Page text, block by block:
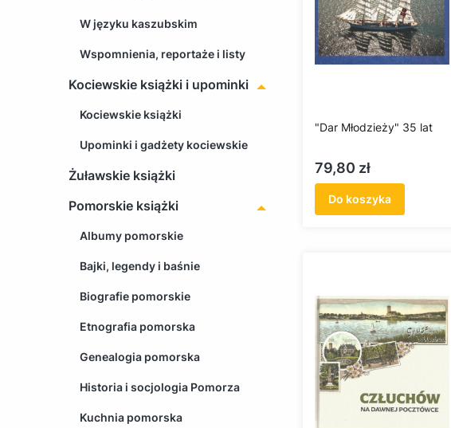
W języku kaszubskim
Wspomnienia, reportaże i listy
Kociewskie książki i upominki
Kociewskie książki
Upominki i gadżety kociewskie
Żuławskie książki
Pomorskie książki
Albumy pomorskie
Bajki, legendy i baśnie
Biografie pomorskie
Etnografia pomorska
Genealogia pomorska
Historia i socjologia Pomorza
Kuchnia pomorska
"Dar Młodzieży" 35 lat
Cena
79,80 zł
Do koszyka